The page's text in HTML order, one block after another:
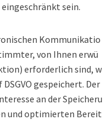
sein.
Kommunikatio
von Ihnen erwü
erforderlich sind, w
gespeichert. Der
an der Speicheru
und optimierten Bereit